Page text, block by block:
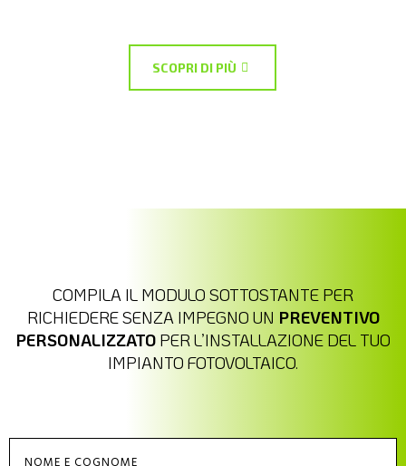
SCOPRI DI PIÙ
COMPILA IL MODULO SOTTOSTANTE PER
RICHIEDERE SENZA IMPEGNO UN PREVENTIVO
PERSONALIZZATO PER L’INSTALLAZIONE DEL TUO
IMPIANTO FOTOVOLTAICO.